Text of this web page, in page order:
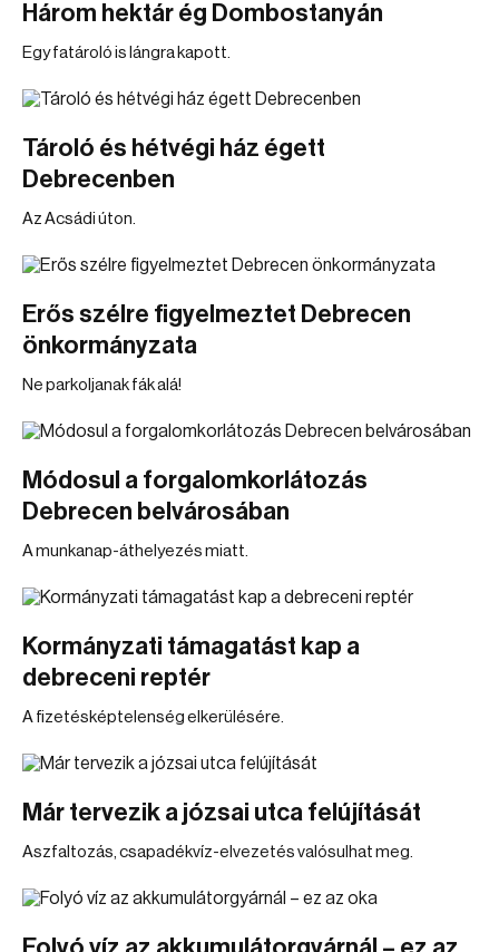
Három hektár ég Dombostanyán
Egy fatároló is lángra kapott.
Tároló és hétvégi ház égett
Debrecenben
Az Acsádi úton.
Erős szélre figyelmeztet Debrecen
önkormányzata
Ne parkoljanak fák alá!
Módosul a forgalomkorlátozás
Debrecen belvárosában
A munkanap-áthelyezés miatt.
Kormányzati támagatást kap a
debreceni reptér
A fizetésképtelenség elkerülésére.
Már tervezik a józsai utca felújítását
Aszfaltozás, csapadékvíz-elvezetés valósulhat meg.